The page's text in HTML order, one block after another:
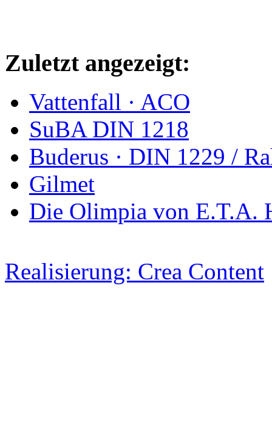
Zuletzt angezeigt:
Vattenfall · ACO
SuBA DIN 1218
Buderus · DIN 1229 /
Gilmet
Die Olimpia von E.T.A.
Realisierung: Crea Content